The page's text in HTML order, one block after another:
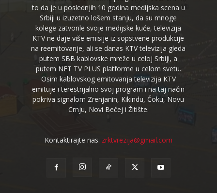
to da je u poslednjih 10 godina medijska scena u
Srbiji u izuzetno lošem stanju, da su mnoge
kolege zatvorile svoje medijske kuće, televizija
KTV ne daje više emisije iz sopstvene produkcije
na reemitovanje, ali se danas KTV televizija gleda
putem SBB kablovske mreže u celoj Srbiji, a
putem NET TV PLUS platforme u celom svetu.
Osim kablovskog emitovanja televizija KTV
emituje i terestrijalno svoj program i na taj način
pokriva signalom Zrenjanin, Kikindu, Čoku, Novu
Crnju, Novi Bečej i Žitište.
Kontaktirajte nas: zrktvrezija@gmail.com